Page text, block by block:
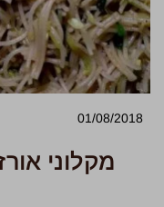
01/08/2018
מקלוני